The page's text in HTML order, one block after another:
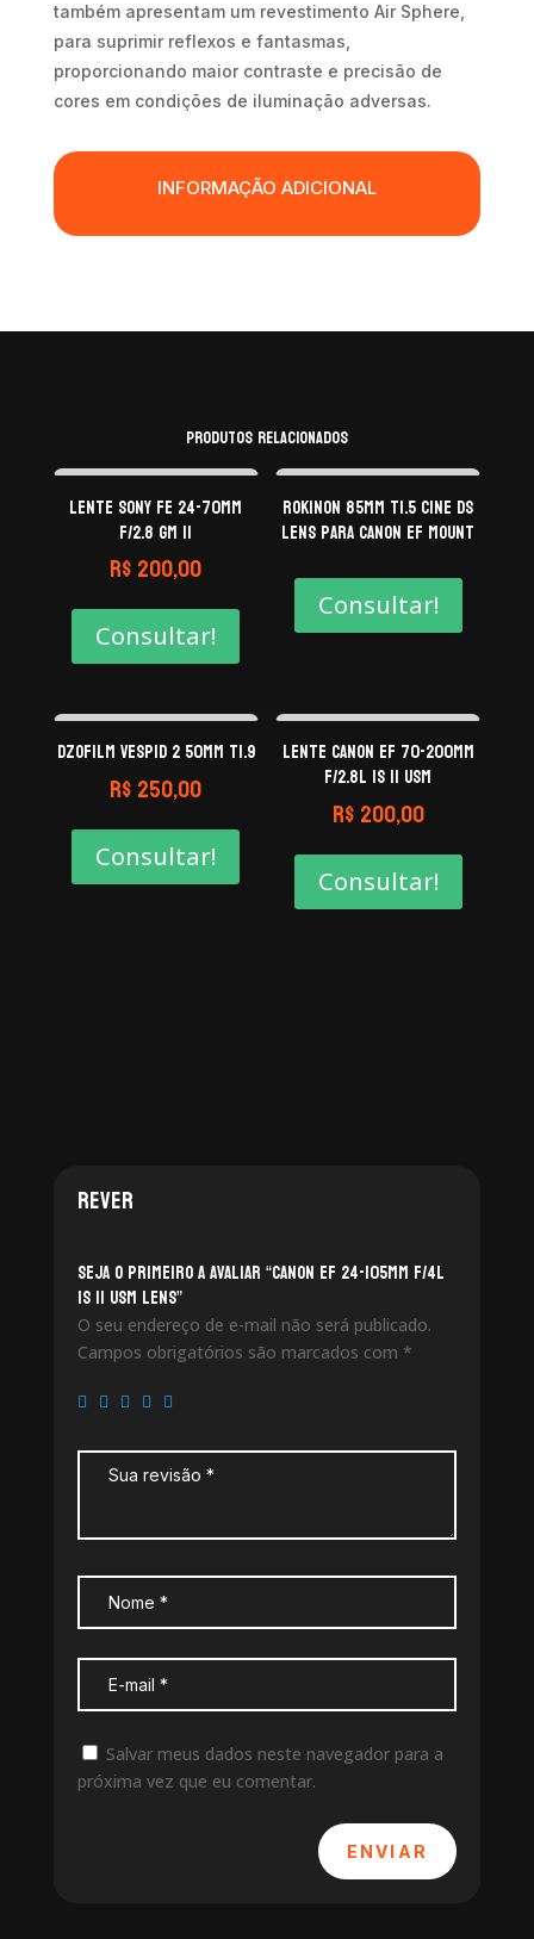
também apresentam um revestimento Air Sphere,
para suprimir reflexos e fantasmas,
proporcionando maior contraste e precisão de
cores em condições de iluminação adversas.
INFORMAÇÃO ADICIONAL
Produtos relacionados
Lente Sony FE 24-70mm
F/2.8 GM II
R$200,00
Consultar!
Rokinon 85mm T1.5 Cine DS
Lens para Canon EF Mount
Consultar!
DZOFilm VESPID 2 50mm T1.9
R$250,00
Consultar!
Lente Canon EF 70-200mm
f/2.8L IS II USM
R$200,00
Consultar!
Rever
Seja o primeiro a avaliar “Canon EF 24-105mm f/4L
IS II USM Lens”
O seu endereço de e-mail não será publicado.
Campos obrigatórios são marcados com *
Salvar meus dados neste navegador para a
próxima vez que eu comentar.
ENVIAR